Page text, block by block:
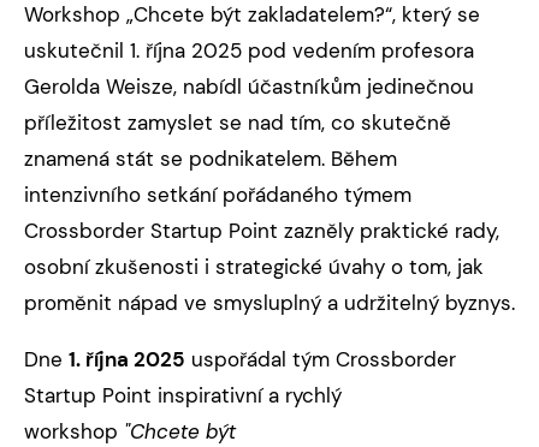
Workshop „Chcete být zakladatelem?“, který se
uskutečnil 1. října 2025 pod vedením profesora
Gerolda Weisze, nabídl účastníkům jedinečnou
příležitost zamyslet se nad tím, co skutečně
znamená stát se podnikatelem. Během
intenzivního setkání pořádaného týmem
Crossborder Startup Point zazněly praktické rady,
osobní zkušenosti i strategické úvahy o tom, jak
proměnit nápad ve smysluplný a udržitelný byznys.
Dne 1. října 2025 uspořádal tým Crossborder
Startup Point inspirativní a rychlý
workshop "Chcete být